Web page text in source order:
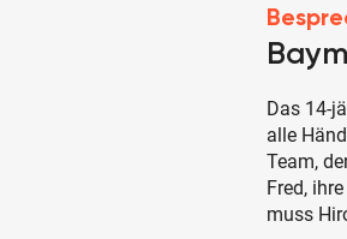
Das 14-
alle
Team,
Fred,
muss